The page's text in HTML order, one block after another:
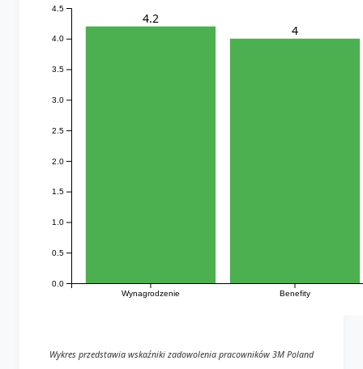
Wynagrodzenie Benefity
0.0
0.5
1.0
1.5
2.0
2.5
3.0
3.5
4.0
4.5
4.2
4
Wykres przedstawia wskaźniki zadowolenia pracowników 3M Poland